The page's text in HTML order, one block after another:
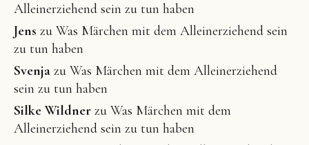
Alleinerziehend sein zu tun haben
Jens zu Was Märchen mit dem Alleinerziehend sein
zu tun haben
Svenja zu Was Märchen mit dem Alleinerziehend
sein zu tun haben
Silke Wildner zu Was Märchen mit dem
Alleinerziehend sein zu tun haben